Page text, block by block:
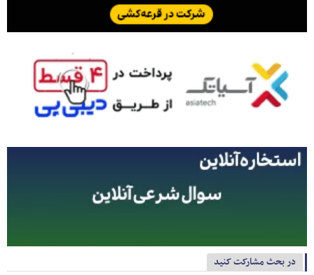
در بحث مشارکت کنید